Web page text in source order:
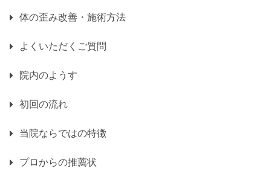
体の歪み改善・施術方法
よくいただくご質問
院内のようす
初回の流れ
当院ならではの特徴
プロからの推薦状